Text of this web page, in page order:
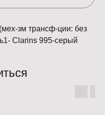
зм трансф-ции: без
Clarins 995-серый